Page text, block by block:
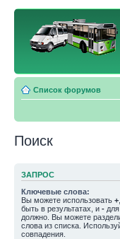
Список форумов
Поиск
ЗАПРОС
Ключевые слова:
Вы можете использовать +
быть в результатах, и -
должно. Вы можете
слова из списка.
совпадения.